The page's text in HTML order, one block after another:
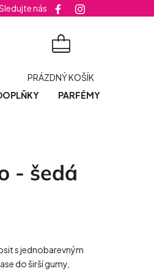
nás
KOŠÍK
PRÁZDNÝ KOŠÍK
PARFÉMY
- šedá
s jednobarevným
do širší gumy,